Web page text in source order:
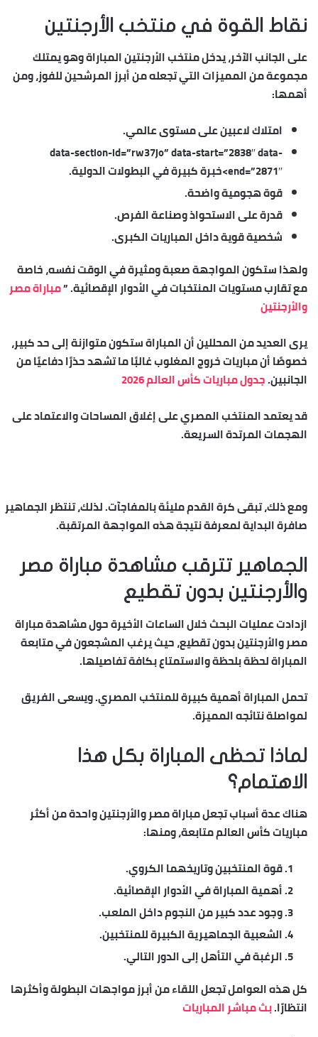
نقاط القوة في منتخب الأرجنتين
على الجانب الآخر، يدخل منتخب الأرجنتين المباراة وهو يمتلك
مجموعة من المميزات التي تجعله من أبرز المرشحين للفوز، ومن
أهمها:
امتلاك لاعبين على مستوى عالمي.
data-section-id=”rw37jo” data-start=”2838″ data-
end=”2871″>خبرة كبيرة في البطولات الدولية.
قوة هجومية واضحة.
قدرة على الاستحواذ وصناعة الفرص.
شخصية قوية داخل المباريات الكبرى.
ولهذا ستكون المواجهة صعبة ومثيرة في الوقت نفسه، خاصة
مع تقارب مستويات المنتخبات في الأدوار الإقصائية. ”مباراة مصر
والأرجنتين
يرى العديد من المحللين أن المباراة ستكون متوازنة إلى حد كبير،
خصوصًا أن مباريات خروج المغلوب غالبًا ما تشهد حذرًا دفاعيًا من
الجانبين.جدول مباريات كأس العالم 2026
قد يعتمد المنتخب المصري على إغلاق المساحات والاعتماد على
الهجمات المرتدة السريعة.
ومع ذلك، تبقى كرة القدم مليئة بالمفاجآت. لذلك، تنتظر الجماهير
صافرة البداية لمعرفة نتيجة هذه المواجهة المرتقبة.
الجماهير تترقب مشاهدة مباراة مصر
والأرجنتين بدون تقطيع
ازدادت عمليات البحث خلال الساعات الأخيرة حولمشاهدة مباراة
مصر والأرجنتين بدون تقطيع، حيث يرغب المشجعون في متابعة
المباراة لحظة بلحظة والاستمتاع بكافة تفاصيلها.
تحمل المباراة أهمية كبيرة للمنتخب المصري. ويسعى الفريق
لمواصلة نتائجه المميزة.
لماذا تحظى المباراة بكل هذا
الاهتمام؟
هناك عدة أسباب تجعل مباراة مصر والأرجنتين واحدة من أكثر
مباريات كأس العالم متابعة، ومنها:
قوة المنتخبين وتاريخهما الكروي.
أهمية المباراة في الأدوار الإقصائية.
وجود عدد كبير من النجوم داخل الملعب.
الشعبية الجماهيرية الكبيرة للمنتخبين.
الرغبة في التأهل إلى الدور التالي.
كل هذه العوامل تجعل اللقاء من أبرز مواجهات البطولة وأكثرها
انتظارًا.بث مباشر المباريات